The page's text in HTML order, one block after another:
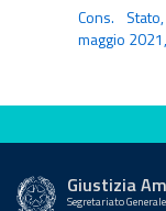
Cons.
maggio
Valuta
Giustizia
Segretariato Generale